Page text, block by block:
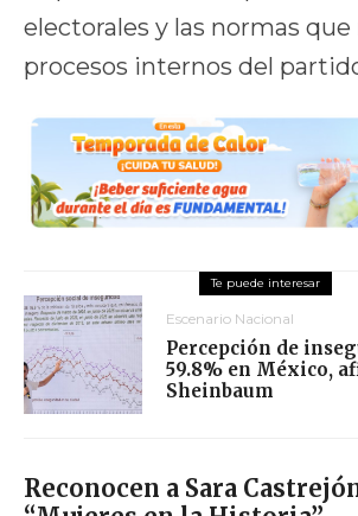
electorales y las normas
procesos internos del
Escenario Nacional
Percepción de
59.8% en México,
Sheinbaum
Reconocen a Sara